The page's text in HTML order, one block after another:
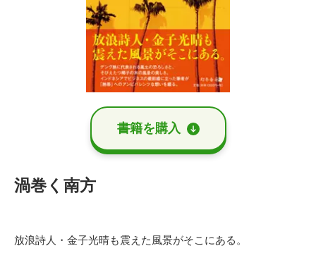
書籍を購⼊
渦巻く南方
放浪詩人・金子光晴も震えた風景がそこにある。